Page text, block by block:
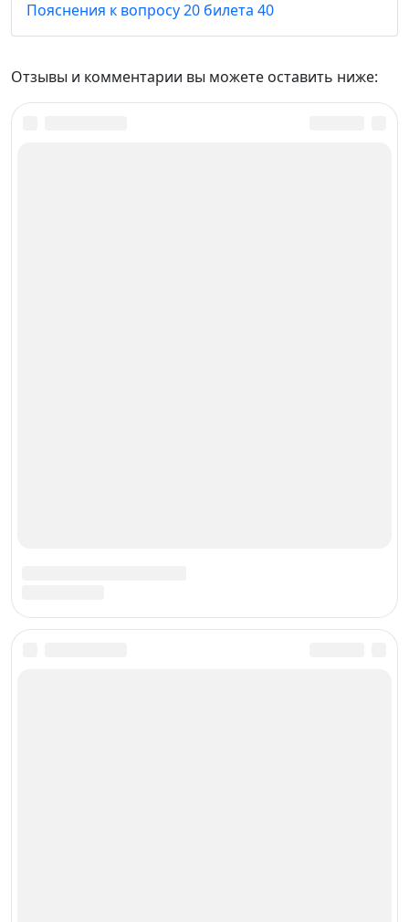
Пояснения к вопросу 20 билета 40
Отзывы и комментарии вы можете оставить ниже: